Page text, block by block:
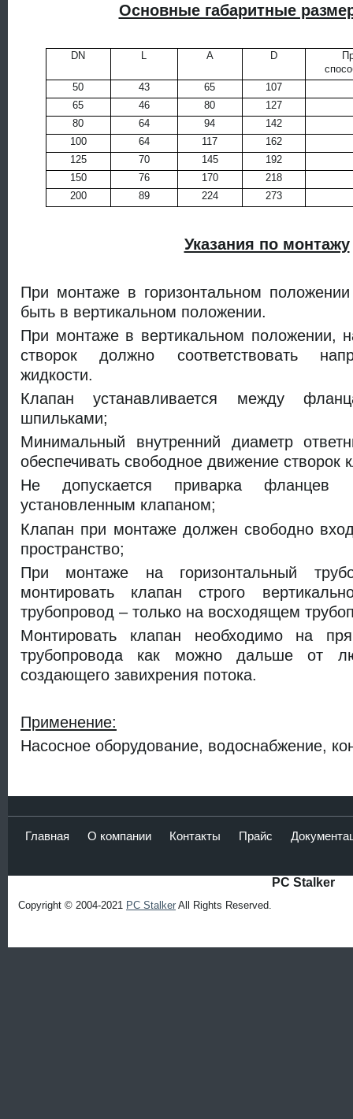
Основные габаритные
DN L A D
50
43 65
107
65
46 80
127
80
64 94
142
100
64 117
162
125
70 145
192
150
76 170
218
200
89 224 273
Указания по монтажу
При монтаже в горизонтальном
быть в вертикальном положении.
При монтаже в вертикальном положении,
створок должно соответствовать
жидкости.
Клапан устанавливается между
шпильками;
Минимальный внутренний диаметр
обеспечивать свободное движение створок
Не допускается приварка фланцев
установленным клапаном;
Клапан при монтаже должен свободно
пространство;
При монтаже на горизонтальный
монтировать клапан строго
трубопровод – только на восходящем
Монтировать клапан необходимо на
трубопровода как можно дальше от
создающего завихрения потока.
Применение:
Насосное оборудование, водоснабжение,
Главная О компании Контакты Прайс
PC Stalker
Copyright © 2004-2021 PC Stalker All Rights Reserved.